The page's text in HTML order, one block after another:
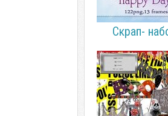
Скрап-